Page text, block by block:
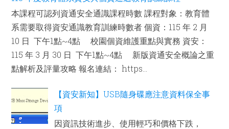
本課程可認列資通安全通識課程時數 課程對象：教育體
系需要取得資安通識教育訓練時數者 個資：115 年 2 月
10 日 下午1點~4點 校園個資維護重點與實務 資安：
115 年 3 月 30 日 下午1點~4點 新版資通安全概論之重
點解析及評量攻略 報名連結： https...
【資安新知】USB隨身碟應注意資料保全事
項
因資訊技術進步、使用輕巧和價格下跌，